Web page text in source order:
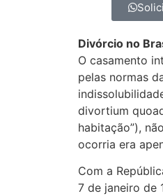
Divórcio no
O casamento
pelas normas
divortium
habitação”),
ocorria era
Com a
7 de janeiro de